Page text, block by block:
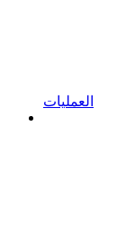
العمليات